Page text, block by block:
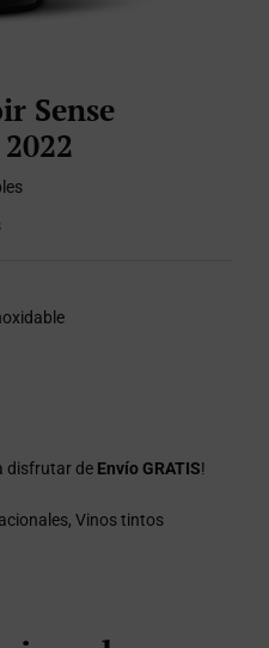
Sense
disfrutar de Envío GRATIS!
, Vinos tintos